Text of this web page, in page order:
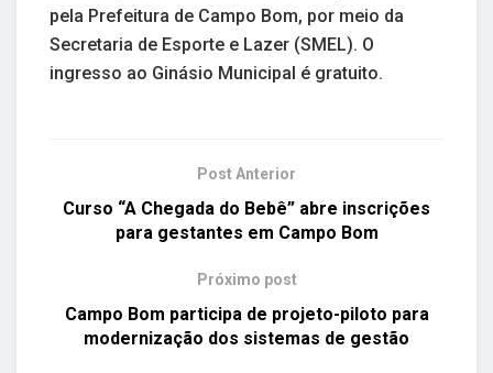
pela Prefeitura de Campo Bom, por meio da
Secretaria de Esporte e Lazer (SMEL). O
ingresso ao Ginásio Municipal é gratuito.
Post Anterior
Curso “A Chegada do Bebê” abre inscrições
para gestantes em Campo Bom
Próximo post
Campo Bom participa de projeto-piloto para
modernização dos sistemas de gestão